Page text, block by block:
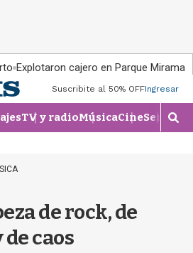
Explotaron cajero en Parque Miramar
Suscribite al 50% OFFIngresar
TV y radioMúsicaCineSeries
M
o
de rock, de
caos